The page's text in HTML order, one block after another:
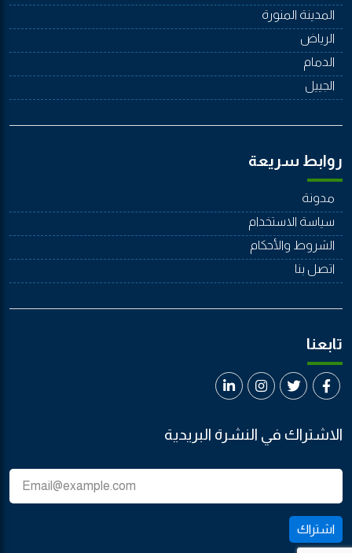
المدينة المنورة
الرياض
الدمام
الجييل
روابط سريعة
مدونة
سياسة الاستخدام
الشروط والأحكام
اتصل بنا
تابعنا
الاشتراك في النشرة البريدية
اشتراك